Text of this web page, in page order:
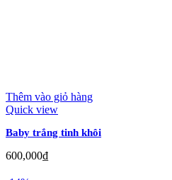
Thêm vào giỏ hàng
Quick view
Baby trắng tinh khôi
600,000₫